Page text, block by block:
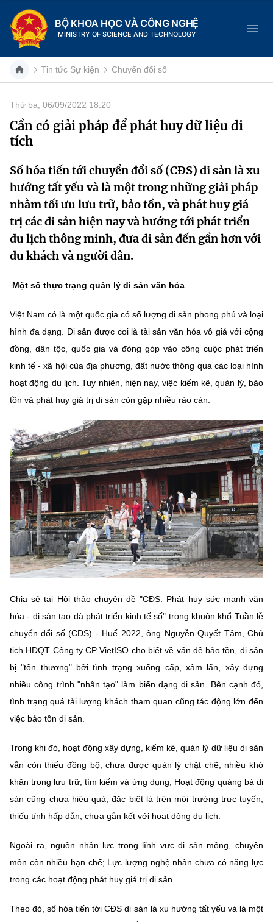
BỘ KHOA HỌC VÀ CÔNG NGHỆ
MINISTRY OF SCIENCE AND TECHNOLOGY
Danh mục
Trang chủ
Giới thiệu
Chức năng nhiệm vụ
Cơ cấu tổ chức
Lịch sử phát triển
Sở Khoa học và Công nghệ
Tin tức sự kiện
Khoa học và Công nghệ
Đổi mới sáng tạo
Chuyển đổi số
Bưu chính, Viễn thông
Sở hữu trí tuệ
Tiêu chuẩn, đo lường, chất lượng
Tin tổng hợp
Tin địa phương
Dịch vụ công
Hệ thống văn bản
Văn bản QPPL
Văn bản chỉ đạo điều hành
Lấy ý kiến người dân về dự thảo VBQPPL
MST IOFFICE
THỐNG KÊ
Khoa học và Công nghệ
Đổi mới sáng tạo
Chuyển đổi số
Bưu chính, Viễn thông
Sở hữu trí tuệ
Tiêu chuẩn, đo lường, chất lượng
Năng lượng nguyên tử
THƯ ĐIỆN TỬ
Khác
Infographic
Ảnh
Voice
Nhiệm vụ trọng tâm
Chọn ngôn ngữ
Vietnamese English
BỘ KHOA HỌC VÀ CÔNG NGHỆ
MINISTRY OF SCIENCE AND TECHNOLOGY
Điều khoản sử dụng Theo dõi MST:
Liên hệ
Địa chỉ: Ban Biên tập Cổng TTĐT - 18 Nguyễn Du, TP. Hà Nội
Điện thoại: 024 3936 9506
Email: stc@mst.gov.vn
(Ghi rõ nguồn "https://mst.gov.vn" khi phát hành lại thông tin từ
Tin tức Sự kiện Chuyển đổi số
Thứ ba, 06/09/2022 18:20
Cần có giải pháp để phát huy dữ liệu di
tích
Số hóa tiến tới chuyển đổi số (CĐS) di sản là xu
hướng tất yếu và là một trong những giải pháp
nhằm tối ưu lưu trữ, bảo tồn, và phát huy giá
trị các di sản hiện nay và hướng tới phát triển
du lịch thông minh, đưa di sản đến gần hơn với
du khách và người dân.
Một số thực trạng quản lý di sản văn hóa
Việt Nam có là một quốc gia có số lượng di sản phong phú và loại
hình đa dạng. Di sản được coi là tài sản văn hóa vô giá với cộng
đồng, dân tộc, quốc gia và đóng góp vào công cuộc phát triển
kinh tế - xã hội của địa phương, đất nước thông qua các loại hình
hoạt động du lịch. Tuy nhiên, hiện nay, việc kiểm kê, quản lý, bảo
tồn và phát huy giá trị di sản còn gặp nhiều rào cản.
Chia sẻ tại Hội thảo chuyên đề "CĐS: Phát huy sức mạnh văn
hóa - di sản tạo đà phát triển kinh tế số" trong khuôn khổ Tuần lễ
chuyển đổi số (CĐS) - Huế 2022, ông Nguyễn Quyết Tâm, Chủ
tịch HĐQT Công ty CP VietISO cho biết về vấn đề bảo tồn, di sản
bị "tổn thương" bởi tình trạng xuống cấp, xâm lấn, xây dựng
nhiều công trình "nhân tạo" làm biến dạng di sản. Bên cạnh đó,
tình trạng quá tải lượng khách tham quan cũng tác động lớn đến
việc bảo tồn di sản.
Trong khi đó, hoạt động xây dựng, kiểm kê, quản lý dữ liệu di sản
vẫn còn thiếu đồng bộ, chưa được quản lý chặt chẽ, nhiều khó
khăn trong lưu trữ, tìm kiếm và ứng dụng; Hoạt động quảng bá di
sản cũng chưa hiệu quả, đặc biệt là trên môi trường trực tuyến,
thiếu tính hấp dẫn, chưa gắn kết với hoạt động du lịch.
Ngoài ra, nguồn nhân lực trong lĩnh vực di sản mỏng, chuyên
môn còn nhiều hạn chế; Lực lượng nghệ nhân chưa có năng lực
trong các hoạt động phát huy giá trị di sản…
Theo đó, số hóa tiến tới CĐS di sản là xu hướng tất yếu và là một